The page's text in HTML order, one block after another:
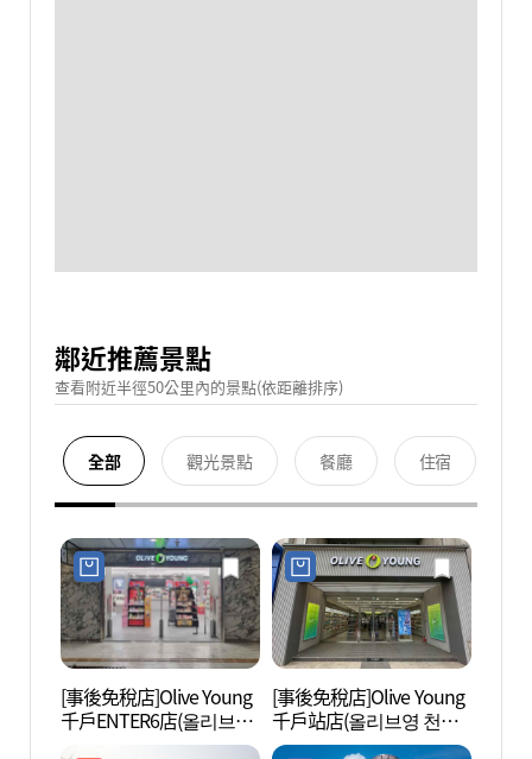
鄰近推薦景點
查看附近半徑50公里內的景點(依距離排序)
全部 觀光景點 餐廳 住宿
[事後免稅店]Olive Young
千戶ENTER6店(올리브영
천호엔터식스점)
[事後免稅店]Olive Young
千戶站店(올리브영 천호
역점)